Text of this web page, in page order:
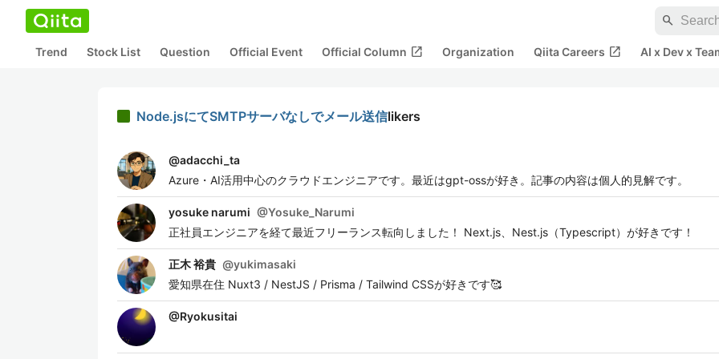
search
Trend Stock List Question Official Event Official Column open_in_new Organization Qiita Careers open_in_new AI x Dev x
Node.jsにてSMTPサーバなしでメール送信likers
@adacchi_ta
Azure・AI活用中心のクラウドエンジニアです。最近はgpt-ossが好き。記事の内容は個人的見解です。
yosuke narumi @Yosuke_Narumi
正社員エンジニアを経て最近フリーランス転向しました！ Next.js、Nest.js（Typescript）が好きです！
正木 裕貴 @yukimasaki
愛知県在住 Nuxt3 / NestJS / Prisma / Tailwind CSSが好きです🥰
@Ryokusitai